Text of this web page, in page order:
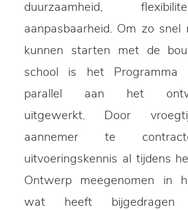
duurzaamheid,
aanpasbaarheid. Om zo snel
kunnen starten met de
school is het Programma
parallel aan het
uitgewerkt. Door
aannemer te
uitvoeringskennis al tijdens
Ontwerp meegenomen in
wat heeft